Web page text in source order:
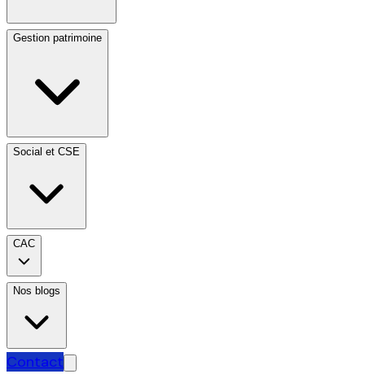
Gestion patrimoine
Social et CSE
CAC
Nos blogs
Contact